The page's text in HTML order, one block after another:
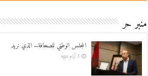
منبر حر
المجلس الوطني للصحافة.. الذي نريد
3 أيام ago